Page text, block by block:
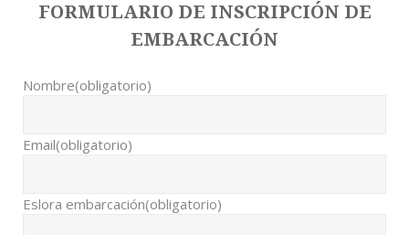
FORMULARIO DE INSCRIPCIÓN DE
EMBARCACIÓN
Nombre(obligatorio)
Email(obligatorio)
Eslora embarcación(obligatorio)